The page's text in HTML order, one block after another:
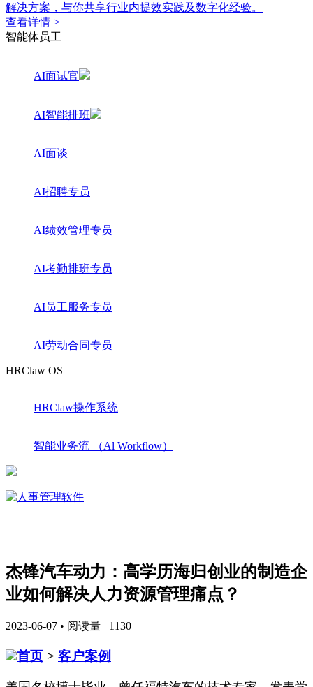
解决方案，与你共享行业内提效实践及数字化经验。
查看详情 >
智能体员工
AI面试官
AI智能排班
AI面谈
AI招聘专员
AI绩效管理专员
AI考勤排班专员
AI员工服务专员
AI劳动合同专员
HRClaw OS
HRClaw操作系统
智能业务流 （Al Workflow）
杰锋汽车动力：高学历海归创业的制造企
业如何解决人力资源管理痛点？
2023-06-07 • 阅读量 1130
首页 > 客户案例